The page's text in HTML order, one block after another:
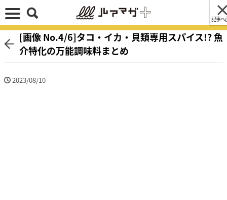
記事へ
[画像 No.4/6]タコ・イカ・貝類専用スパイス!? 魚
介特化の万能調味料まとめ
2023/08/10